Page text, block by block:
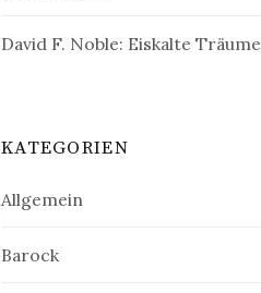
David F. Noble: Eiskalte Träume
KATEGORIEN
Allgemein
Barock